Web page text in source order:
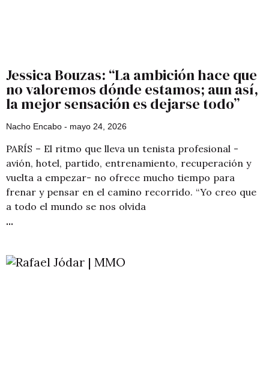
Jessica Bouzas: “La ambición hace que
no valoremos dónde estamos; aun así,
la mejor sensación es dejarse todo”
Nacho Encabo mayo 24, 2026
PARÍS – El ritmo que lleva un tenista profesional -
avión, hotel, partido, entrenamiento, recuperación y
vuelta a empezar- no ofrece mucho tiempo para
frenar y pensar en el camino recorrido. “Yo creo que
a todo el mundo se nos olvida